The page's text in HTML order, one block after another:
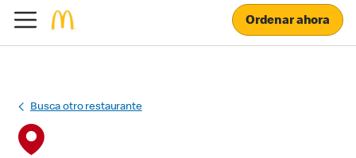
Ordenar ahora
Busca otro restaurante